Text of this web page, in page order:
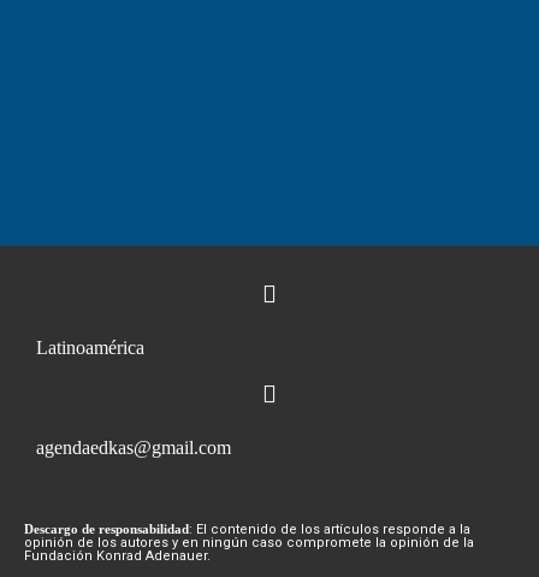
Latinoamérica
agendaedkas@gmail.com
Descargo de responsabilidad: El contenido de los artículos responde a la
opinión de los autores y en ningún caso compromete la opinión de la
Fundación Konrad Adenauer.